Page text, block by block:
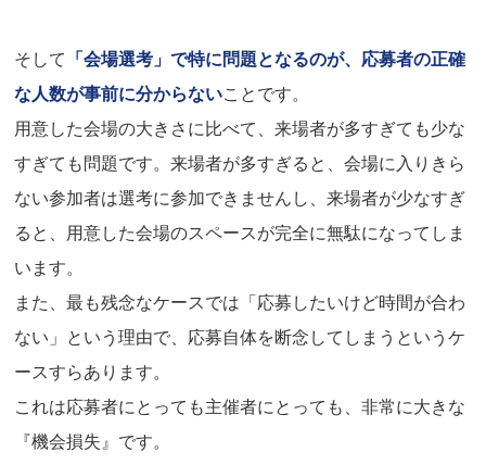
そして
「会場選考」で特に問題となるのが、応募者の正確
な人数が事前に分からないことです。
用意した会場の大きさに比べて、来場者が多すぎても少な
すぎても問題です。来場者が多すぎると、会場に入りきら
ない参加者は選考に参加できませんし、来場者が少なすぎ
ると、用意した会場のスペースが完全に無駄になってしま
います。
また、最も残念なケースでは「応募したいけど時間が合わ
ない」という理由で、応募自体を断念してしまうというケ
ースすらあります。
これは応募者にとっても主催者にとっても、非常に大きな
『機会損失』です。